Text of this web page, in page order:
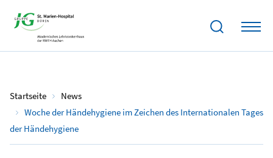
Startseite
News
Woche der Händehygiene im Zeichen des Internationalen Tages
der Händehygiene
08.05.2025